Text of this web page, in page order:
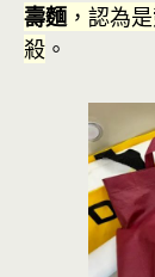
壽麵，認為
殺 。